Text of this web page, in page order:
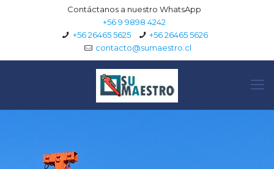
Contáctanos a nuestro WhatsApp
+56 9 9898 4242
+56 26465 5625
+56 26465 5626
contacto@sumaestro.cl